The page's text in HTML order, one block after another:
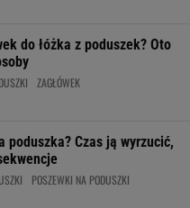
do łóżka z poduszek? Oto
ZAGŁÓWEK
poduszka? Czas ją wyrzucić,
POSZEWKI NA PODUSZKI